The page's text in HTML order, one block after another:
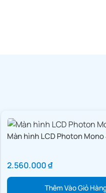
Màn hình LCD Photon Mono
2.560.000₫
Thêm Vào Giỏ